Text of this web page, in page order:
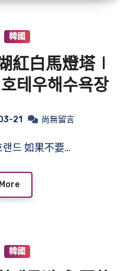
韓國
紅白馬燈塔∣
테우해수욕장
21 尚無留言
랜드 如果不要…
韓國